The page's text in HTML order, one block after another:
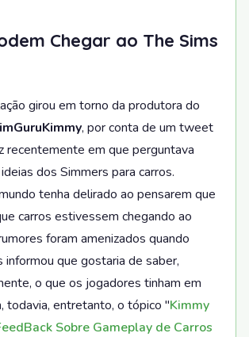
Chegar ao The Sims
girou em torno da produtora do
, por conta de um tweet
recentemente em que perguntava
dos Simmers para carros.
tenha delirado ao pensarem que
carros estivessem chegando ao
foram amenizados quando
informou que gostaria de saber,
o que os jogadores tinham em
todavia, entretanto, o tópico "Kimmy
Sobre Gameplay de Carros